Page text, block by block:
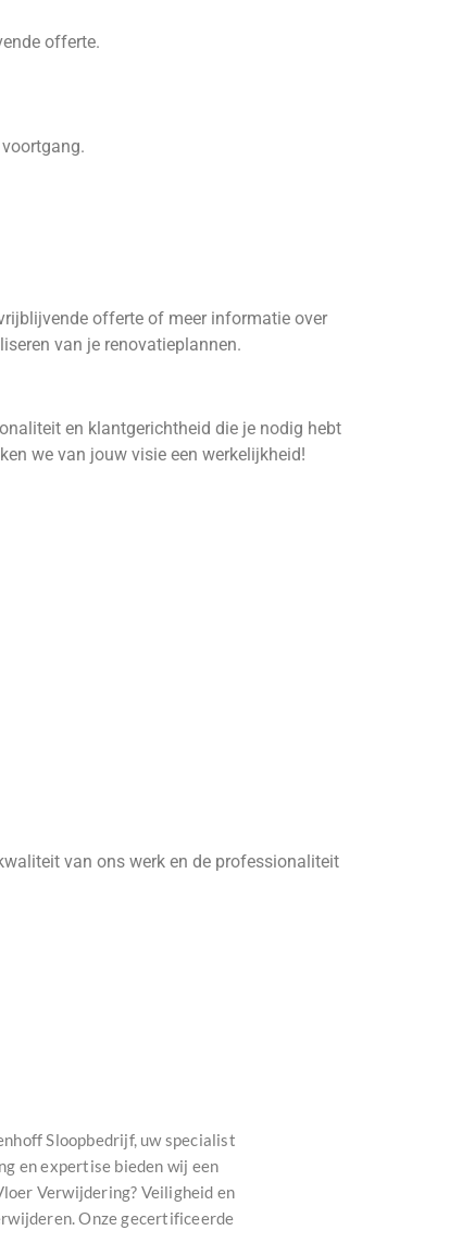
offerte.
offerte of meer informatie over
van je renovatieplannen.
en klantgerichtheid die je nodig hebt
we van jouw visie een werkelijkheid!
van ons werk en de professionaliteit
Sloopbedrijf, uw specialist
en expertise bieden wij een
Verwijdering? Veiligheid en
Onze gecertificeerde